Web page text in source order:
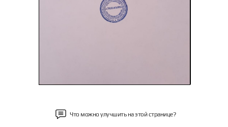
Что можно улучшить на этой странице?